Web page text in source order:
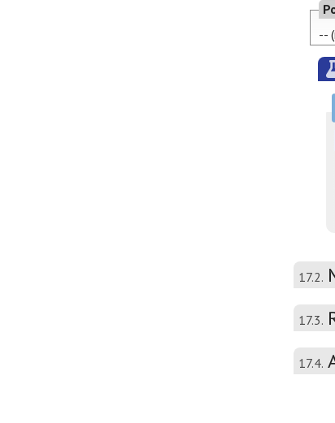
--
17.2.
17.3.
17.4.